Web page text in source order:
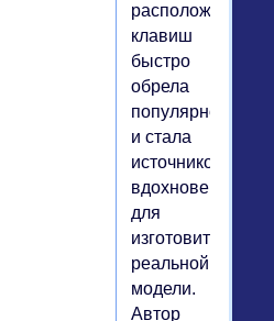
расположением
клавиш
быстро
обрела
популярность
и стала
источником
вдохновения
для
изготовителя
реальной
модели.
Автор